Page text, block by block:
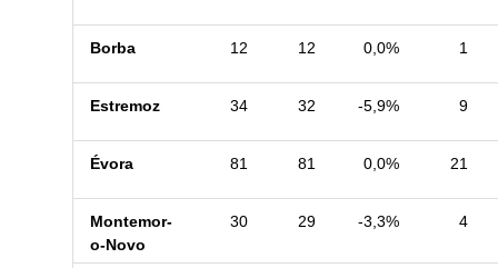
Borba 12 12 0,0% 1
Estremoz 34 32 -5,9% 9
Évora 81 81 0,0% 21
Montemor-
o-Novo
30 29 -3,3% 4